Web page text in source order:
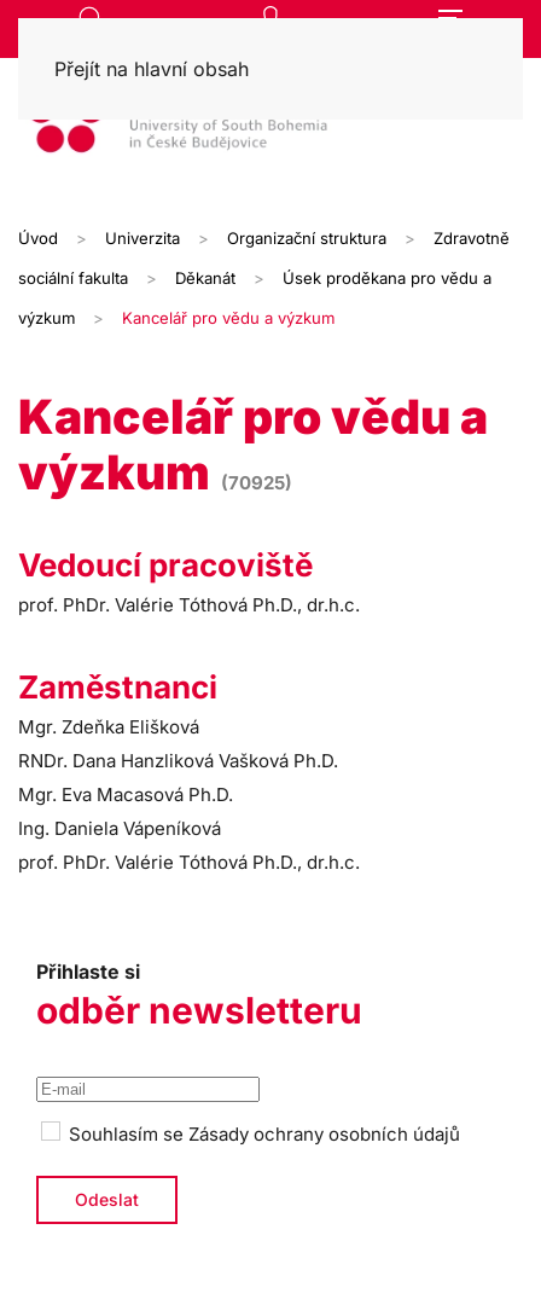
Přejít na hlavní obsah
Úvod Univerzita Organizační struktura Zdravotně
sociální fakulta Děkanát Úsek proděkana pro vědu a
výzkum Kancelář pro vědu a výzkum
Kancelář pro vědu a
výzkum
(70925)
Vedoucí pracoviště
prof. PhDr. Valérie Tóthová Ph.D., dr.h.c.
Zaměstnanci
Mgr. Zdeňka Elišková
RNDr. Dana Hanzliková Vašková Ph.D.
Mgr. Eva Macasová Ph.D.
Ing. Daniela Vápeníková
prof. PhDr. Valérie Tóthová Ph.D., dr.h.c.
Přihlaste si
odběr newsletteru
Souhlasím se Zásady ochrany osobních údajů